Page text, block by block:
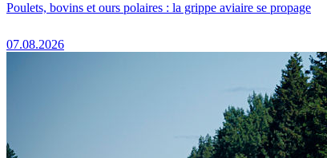
Poulets, bovins et ours polaires : la grippe aviaire se propage
07.08.2026